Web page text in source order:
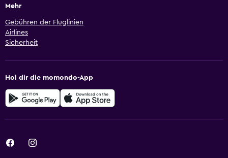
Mehr
Gebühren der Fluglinien
Airlines
Sicherheit
Hol dir die momondo-App